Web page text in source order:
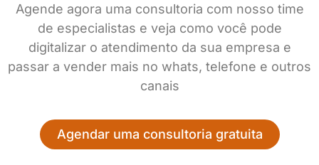
Agende agora uma consultoria com nosso time
de especialistas e veja como você pode
digitalizar o atendimento da sua empresa e
passar a vender mais no whats, telefone e outros
canais
Agendar uma consultoria gratuita